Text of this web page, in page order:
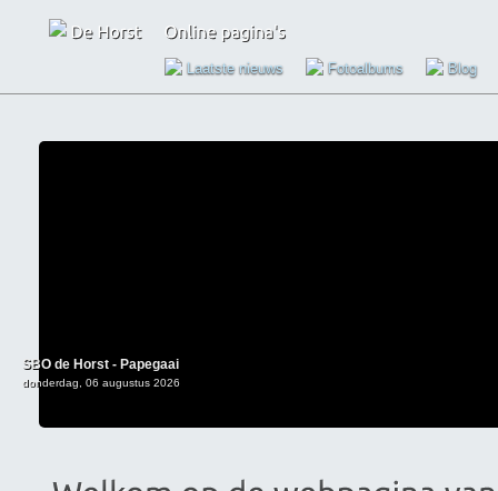
Laatste nieuws Fotoalbums Blog
SBO de Horst - Papegaai
donderdag, 06 augustus 2026